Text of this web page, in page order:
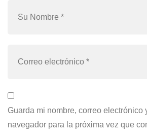
Guarda mi nombre, correo electrónico
navegador para la próxima vez que